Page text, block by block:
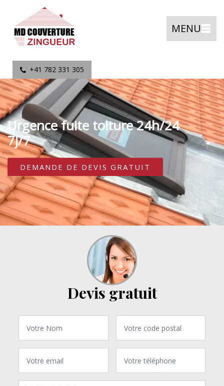
MENU
+41 782 331 305
Urgence fuite toiture 24h/24
7j/7
DEMANDE DE DEVIS GRATUIT
Devis gratuit